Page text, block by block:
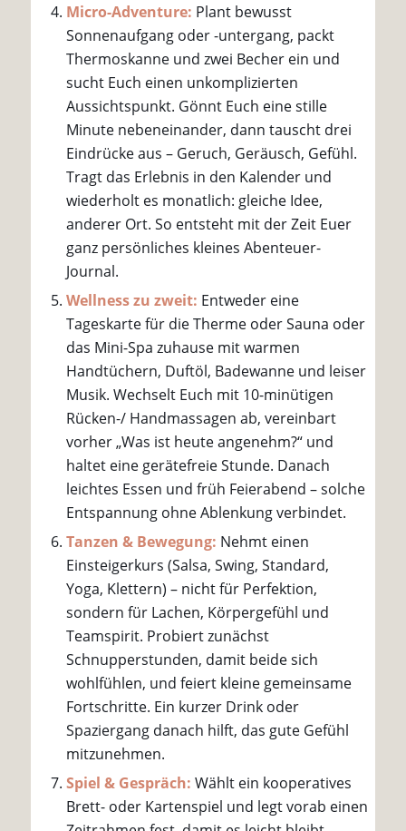
Micro-Adventure: Plant bewusst
Sonnenaufgang oder -untergang, packt
Thermoskanne und zwei Becher ein und
sucht Euch einen unkomplizierten
Aussichtspunkt. Gönnt Euch eine stille
Minute nebeneinander, dann tauscht drei
Eindrücke aus – Geruch, Geräusch, Gefühl.
Tragt das Erlebnis in den Kalender und
wiederholt es monatlich: gleiche Idee,
anderer Ort. So entsteht mit der Zeit Euer
ganz persönliches kleines Abenteuer-
Journal.
Wellness zu zweit: Entweder eine
Tageskarte für die Therme oder Sauna oder
das Mini-Spa zuhause mit warmen
Handtüchern, Duftöl, Badewanne und leiser
Musik. Wechselt Euch mit 10-minütigen
Rücken-/ Handmassagen ab, vereinbart
vorher „Was ist heute angenehm?“ und
haltet eine gerätefreie Stunde. Danach
leichtes Essen und früh Feierabend – solche
Entspannung ohne Ablenkung verbindet.
Tanzen & Bewegung: Nehmt einen
Einsteigerkurs (Salsa, Swing, Standard,
Yoga, Klettern) – nicht für Perfektion,
sondern für Lachen, Körpergefühl und
Teamspirit. Probiert zunächst
Schnupperstunden, damit beide sich
wohlfühlen, und feiert kleine gemeinsame
Fortschritte. Ein kurzer Drink oder
Spaziergang danach hilft, das gute Gefühl
mitzunehmen.
Spiel & Gespräch: Wählt ein kooperatives
Brett- oder Kartenspiel und legt vorab einen